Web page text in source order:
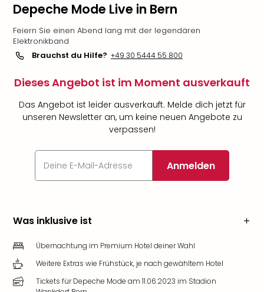
Depeche Mode Live in Bern
Feiern Sie einen Abend lang mit der legendären
Elektronikband
Brauchst du Hilfe? +49 30 5444 55 800
Dieses Angebot ist im Moment ausverkauft
Das Angebot ist leider ausverkauft. Melde dich jetzt für
unseren Newsletter an, um keine neuen Angebote zu
verpassen!
Anmelden
Was inklusive ist
Übernachtung im Premium Hotel deiner Wahl
Weitere Extras wie Frühstück, je nach gewähltem Hotel
Tickets für Depeche Mode am 11.06.2023 im Stadion